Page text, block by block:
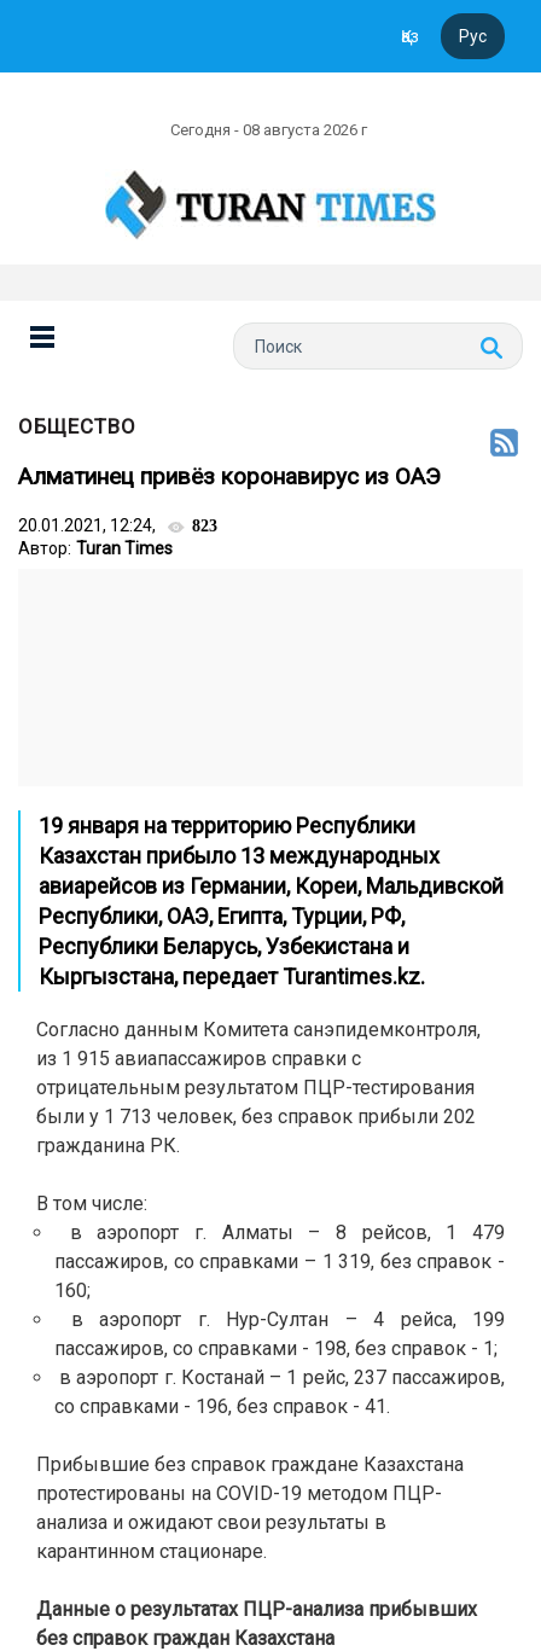
Қаз Рус
Сегодня - 08 августа 2026 г
ОБЩЕСТВО
Алматинец привёз коронавирус из ОАЭ
20.01.2021, 12:24, 823
Автор: Turan Times
19 января на территорию Республики
Казахстан прибыло 13 международных
авиарейсов из Германии, Кореи, Мальдивской
Республики, ОАЭ, Египта, Турции, РФ,
Республики Беларусь, Узбекистана и
Кыргызстана, передаетTurantimes.kz.
Согласно данным Комитета санэпидемконтроля,
из 1 915 авиапассажиров справки с
отрицательным результатом ПЦР-тестирования
были у 1 713 человек, без справок прибыли 202
гражданина РК.
В том числе:
в аэропорт г. Алматы – 8 рейсов, 1 479
пассажиров, со справками – 1 319, без справок -
160;
в аэропорт г. Нур-Султан – 4 рейса, 199
пассажиров, со справками - 198, без справок - 1;
в аэропорт г. Костанай – 1 рейс, 237 пассажиров,
со справками - 196, без справок - 41.
Прибывшие без справок граждане Казахстана
протестированы на COVID-19 методом ПЦР-
анализа и ожидают свои результаты в
карантинном стационаре.
Данные о результатах ПЦР-анализа прибывших
без справок граждан Казахстана